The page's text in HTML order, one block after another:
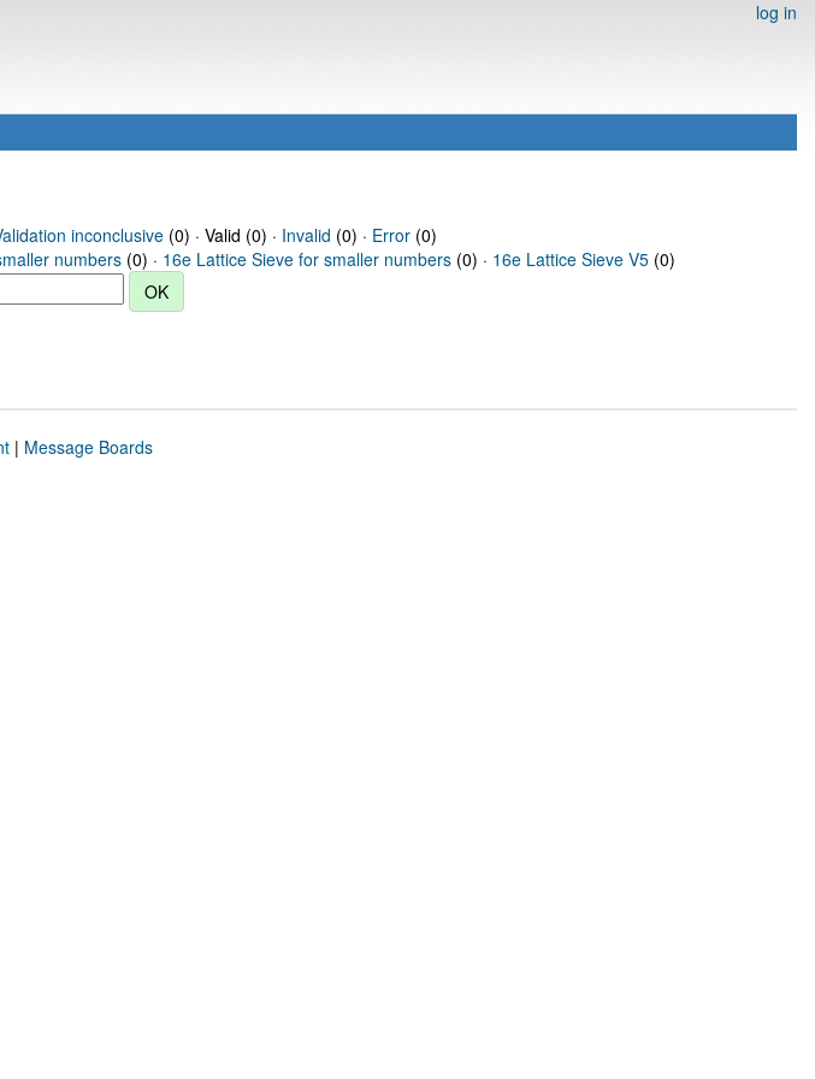
log in
inconclusive(0) · Valid (0) · Invalid (0) · Error(0)
numbers (0) · 16e Lattice Sieve for smaller numbers (0) · 16e Lattice Sieve V5 (0)
| Message Boards